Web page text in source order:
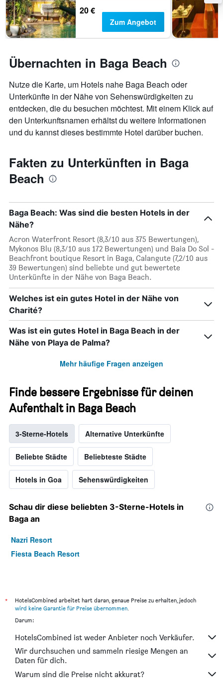
20 €
Zum Angebot
Übernachten in Baga Beach
Nutze die Karte, um Hotels nahe Baga Beach oder
Unterkünfte in der Nähe von Sehenswürdigkeiten zu
entdecken, die du besuchen möchtest. Mit einem Klick auf
den Unterkunftsnamen erhältst du weitere Informationen
und du kannst dieses bestimmte Hotel darüber buchen.
Fakten zu Unterkünften in Baga
Beach
Baga Beach: Was sind die besten Hotels in der
Nähe?
Acron Waterfront Resort (8,3/10 aus 375 Bewertungen),
Mykonos Blu (8,3/10 aus 172 Bewertungen) und Baia Do Sol -
Beachfront boutique Resort in Baga, Calangute (7,2/10 aus
39 Bewertungen) sind beliebte und gut bewertete
Unterkünfte in der Nähe von Baga Beach.
Welches ist ein gutes Hotel in der Nähe von
Charité?
Was ist ein gutes Hotel in Baga Beach in der
Nähe von Playa de Palma?
Mehr häufige Fragen anzeigen
Finde bessere Ergebnisse für deinen
Aufenthalt in Baga Beach
3-Sterne-Hotels Alternative Unterkünfte
Beliebte Städte Beliebteste Städte
Hotels in Goa Sehenswürdigkeiten
Schau dir diese beliebten 3-Sterne-Hotels in
Baga an
Nazri Resort
Fiesta Beach Resort
*
HotelsCombined arbeitet hart daran, genaue Preise zu erhalten, jedoch
wird keine Garantie für Preise übernommen.
Darum:
HotelsCombined ist weder Anbieter noch Verkäufer.
Wir durchsuchen und sammeln riesige Mengen an
Daten für dich.
Warum sind die Preise nicht akkurat?